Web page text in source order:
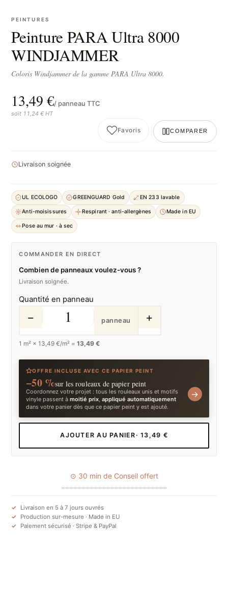
PEINTURES
Peinture PARA Ultra 8000
WINDJAMMER
Coloris Windjammer de la gamme PARA Ultra 8000.
13,49 €/ panneau TTC
soit 11,24 € HT
Favoris COMPARER
Livraison soignée
UL ECOLOGO GREENGUARD Gold EN 233 lavable
Anti-moisissures Respirant · anti-allergènes Made in EU
Pose au mur · à sec
COMMANDER EN DIRECT
Combien de panneaux voulez-vous ?
Livraison soignée.
Quantité en panneau
− panneau +
1 m² ×13,49 €/m² =13,49 €
OFFRE INCLUSE AVEC CE PAPIER PEINT
−50 %sur les rouleaux de papier peint
Coordonnez votre projet : tous les rouleaux unis et motifs
vinyle passent àmoitié prix,appliqué automatiquement
dans votre panier dès que ce papier peint y est ajouté.
→
AJOUTER AU PANIER · 13,49 €
⊙ 30 min de Conseil offert
Livraison en 5 à 7 jours ouvrés
Production sur-mesure · Made in EU
Paiement sécurisé · Stripe & PayPal